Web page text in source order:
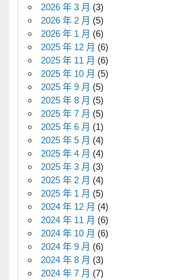
2026 年 3 月 (3)
2026 年 2 月 (5)
2026 年 1 月 (6)
2025 年 12 月 (6)
2025 年 11 月 (6)
2025 年 10 月 (5)
2025 年 9 月 (5)
2025 年 8 月 (5)
2025 年 7 月 (5)
2025 年 6 月 (1)
2025 年 5 月 (4)
2025 年 4 月 (4)
2025 年 3 月 (3)
2025 年 2 月 (4)
2025 年 1 月 (5)
2024 年 12 月 (4)
2024 年 11 月 (6)
2024 年 10 月 (6)
2024 年 9 月 (6)
2024 年 8 月 (3)
2024 年 7 月 (7)